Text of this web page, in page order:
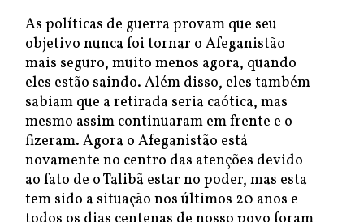
As políticas de guerra provam que seu
objetivo nunca foi tornar o Afeganistão
mais seguro, muito menos agora, quando
eles estão saindo. Além disso, eles também
sabiam que a retirada seria caótica, mas
mesmo assim continuaram em frente e o
fizeram. Agora o Afeganistão está
novamente no centro das atenções devido
ao fato de o Talibã estar no poder, mas esta
tem sido a situação nos últimos 20 anos e